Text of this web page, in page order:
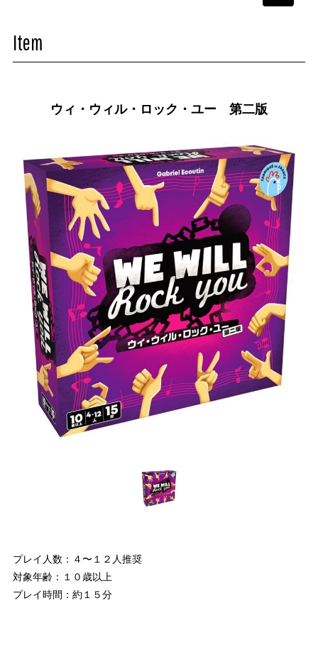
Item
ウィ・ウィル・ロック・ユー 第二版
プレイ人数：４〜１２人推奨
対象年齢：１０歳以上
プレイ時間：約１５分